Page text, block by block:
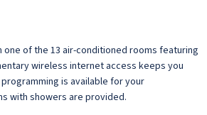
one of the 13 air-conditioned rooms featuring
wireless internet access keeps you
is available for your
with showers are provided.